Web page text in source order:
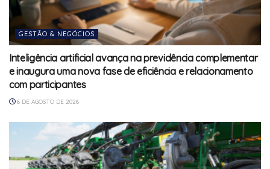
GESTÃO & NEGÓCIOS
Inteligência artificial avança na previdência complementar
e inaugura uma nova fase de eficiência e relacionamento
com participantes
8 DE AGOSTO DE 2026